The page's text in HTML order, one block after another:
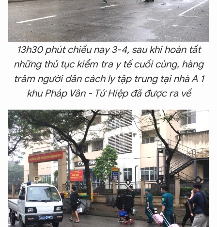
13h30 phút chiều nay 3-4, sau khi hoàn tất
những thủ tục kiểm tra y tế cuối cùng, hàng
trăm người dân cách ly tập trung tại nhà A 1
khu Pháp Vân - Tứ Hiệp đã được ra về